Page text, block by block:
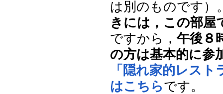
は別のものです）
きには，この部屋
ですから，午後８
の方は基本的に参
「隠れ家的レス
はこちらです。